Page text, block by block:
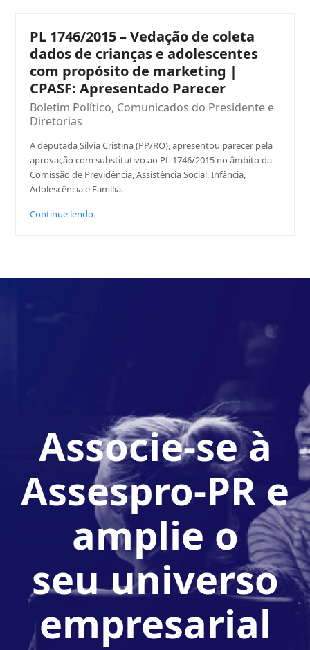
PL 1746/2015 – Vedação de coleta
dados de crianças e adolescentes
com propósito de marketing |
CPASF: Apresentado Parecer
Boletim Político, Comunicados do Presidente e
Diretorias
A deputada Silvia Cristina (PP/RO), apresentou parecer pela
aprovação com substitutivo ao PL 1746/2015 no âmbito da
Comissão de Previdência, Assistência Social, Infância,
Adolescência e Família.
Continue lendo
Associe-se à
Assespro-PR e
amplie o
seu universo
empresarial